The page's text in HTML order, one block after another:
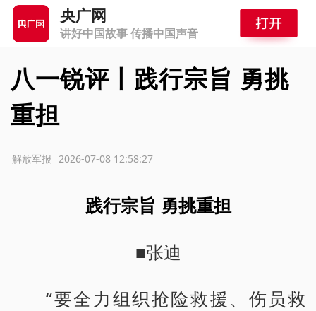
央广网
讲好中国故事 传播中国声音
八一锐评丨践行宗旨 勇挑
重担
2026-07-08 12:58:27
解放军报
践行宗旨 勇挑重担
■张迪
“要全力组织抢险救援、伤员救